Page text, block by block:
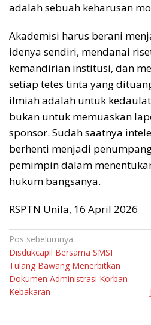
adalah sebuah keharusan
Akademisi harus berani
idenya sendiri, mendanai
kemandirian institusi, dan
setiap tetes tinta yang
ilmiah adalah untuk
bukan untuk memuaskan
sponsor. Sudah saatnya
berhenti menjadi
pemimpin dalam
hukum bangsanya.
RSPTN Unila, 16 April 2026
Navigasi
pos
Pos sebelumnya
Disdukcapil Bersama SMSI
Tulang Bawang Menerbitkan
Dokumen Administrasi Korban
Kebakaran